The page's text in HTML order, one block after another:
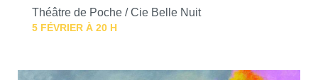
Théâtre de Poche / Cie Belle Nuit
5 FÉVRIER À 20 H